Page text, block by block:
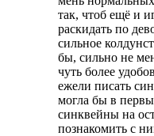
так, чтоб ещё и
раскидать по
сильное
бы, сильно не
чуть более
ежели писать
могла бы в
синквейны на
познакомить с